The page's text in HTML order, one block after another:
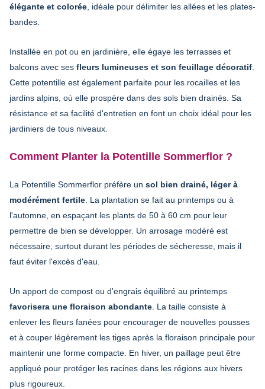
élégante et colorée , idéale pour délimiter les allées et les plates-
bandes.
Installée en pot ou en jardinière, elle égaye les terrasses et
balcons avec ses fleurs lumineuses et son feuillage décoratif
Cette potentille est également parfaite pour les rocailles et les
jardins alpins, où elle prospère dans des sols bien drainés. Sa
résistance et sa facilité d'entretien en font un choix idéal pour les
jardiniers de tous niveaux.
Comment Planter la Potentille Sommerflor ?
La Potentille Sommerflor préfère un sol bien drainé, léger à
modérément fertile . La plantation se fait au printemps ou à
l'automne, en espaçant les plants de 50 à 60 cm pour leur
permettre de bien se développer. Un arrosage modéré est
nécessaire, surtout durant les périodes de sécheresse, mais il
faut éviter l'excès d'eau.
Un apport de compost ou d'engrais équilibré au printemps
favorisera une floraison abondante . La taille consiste à
enlever les fleurs fanées pour encourager de nouvelles pousses
et à couper légèrement les tiges après la floraison principale pour
maintenir une forme compacte. En hiver, un paillage peut être
appliqué pour protéger les racines dans les régions aux hivers
plus rigoureux.